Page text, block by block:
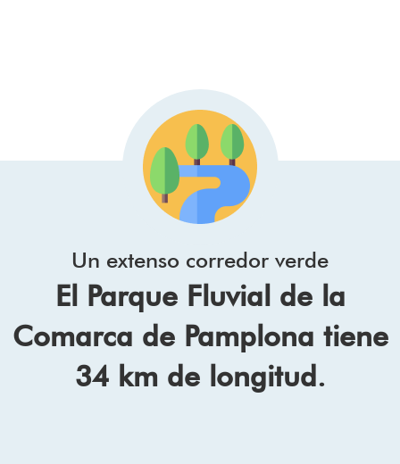
Un extenso corredor verde
El Parque Fluvial de la
Comarca de Pamplona tiene
34 km de longitud.